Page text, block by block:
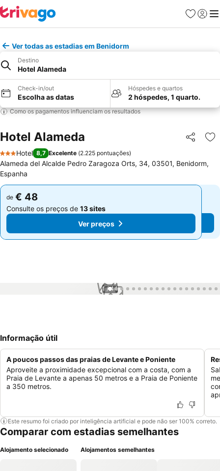
Favoritos
Iniciar
Ver todas as estadias em Benidorm
Destino
Hotel Alameda
Check-in/out
Escolha as datas
Hóspedes e quartos
2 hóspedes, 1 quarto.
Como os pagamentos influenciam os resultados
Hotel Alameda Partilhar
3 Estrelas
Hotel 8,7 Excelente (2.225 pontuações)
Alameda del Alcalde Pedro Zaragoza Orts, 34, 03501, Benidorm,
Espanha
de € 48
Consulte os preços de 13 sites
Ver preços
de € 48
Consulte os preços de 13 sites
Ver preços
1 / 44
Informação útil
A poucos passos das praias de Levante e Poniente
Aproveite a proximidade excepcional com a costa, com a
Praia de Levante a apenas 50 metros e a Praia de Poniente
a 350 metros.
Este resumo foi criado por inteligência artificial e pode não ser 100% correto.
Comparar com estadias semelhantes
Alojamento selecionado Alojamentos semelhantes